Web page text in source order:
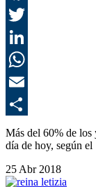
Más del 60% de los
día de hoy, según
25 Abr 2018